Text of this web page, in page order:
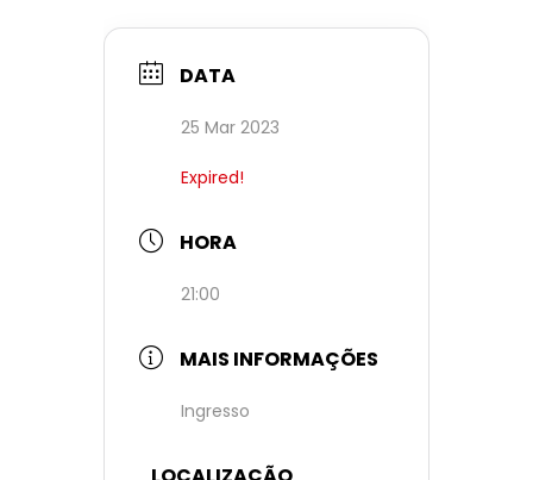
DATA
25 Mar 2023
Expired!
HORA
21:00
MAIS INFORMAÇÕES
Ingresso